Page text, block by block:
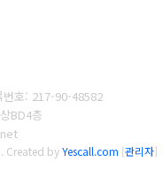
번호: 217-90-48582
BD4층
Created byYescall.com [관리자]